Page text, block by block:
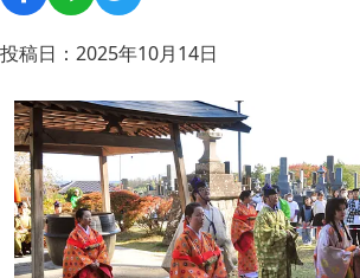
投稿日：2025年10月14日